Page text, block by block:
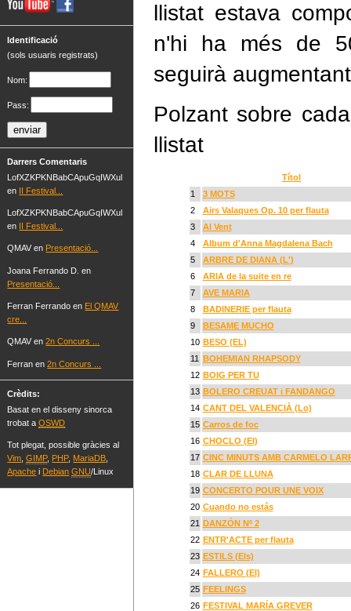
Identificació
(sols usuaris registrats)
Nom:
Pass:
Darrers Comentaris
LofXZKPKNBabCApuGqIWXul
en II Festival...
LofXZKPKNBabCApuGqIWXul
en II Festival...
QMAV en Presentació...
Joana Ferrando D. en
Presentació...
Ferran Ferrando en El QMAV
cre...
QMAV en2n Concurs ...
Ferran en2n Concurs ...
Crèdits:
Basat en el disseny sinorca
trobat aOSWD
Tot plegat, possible gràcies al
Vim ,GIMP, PHP, MariaDB
Apache i Debian GNU/Linux
llistat estava
n'hi ha més de
seguirà
Polzant sobre
llistat
Títol
1
3 MOTS
2
Airs Valaques Op. 10 per flauta
3
Al Vent
4
Album d'Anna Magdalena Bach
5
ARBRE DE DIANA (L')
6
ARIA de la suite en re
7
AVE MARIA
8
BADINERIE per flauta
9
BESAME MUCHO
10 BESO (EL)
11 BOHEMIAN RHAPSODY
12 BOIG PER TU
13 BOLERO CREUAT i FANDANGO
14 CANT DEL VALENCIÀ (Lo)
15 Carros de foc
16 CHOCLO (El)
17 CINC MINUTS AMB CARMELO
18 CLAR DE LLUNA
19 CONCERTO POUR UNE VOIX
20 Cuando no estás
21 DANZÓN Nº 2
22 ENTR'ACTE per flauta
23 ESTILS (Els)
24 FALLERO (El)
25 FEELINGS
26 FESTIVAL MARÍA GREVER